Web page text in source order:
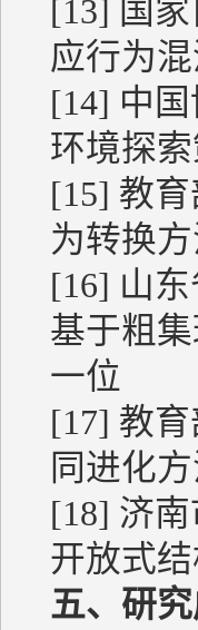
[13] 国
应行为
[14] 中
环境探
[15] 教
为转换
[16] 山
基于粗
一位
[17] 教
同进化
[18] 济
开放式
五、研